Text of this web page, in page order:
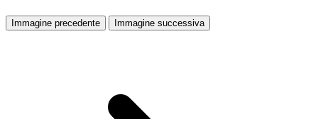
Immagine precedente Immagine successiva